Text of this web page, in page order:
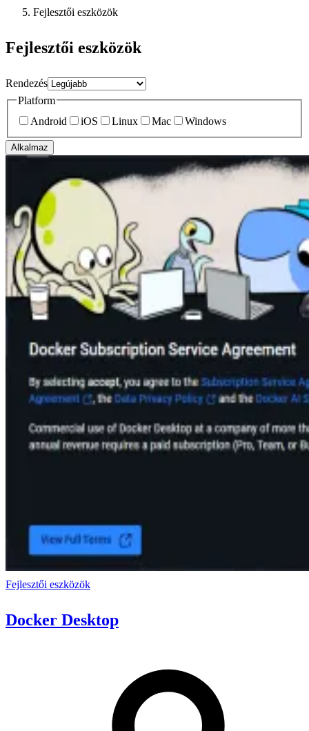
Fejlesztői eszközök
Fejlesztői eszközök
Rendezés
Platform
Android
iOS Linux Mac Windows
Alkalmaz
Fejlesztői eszközök
Docker Desktop